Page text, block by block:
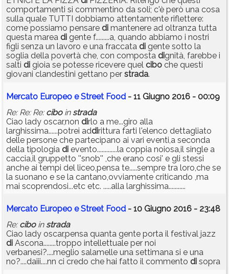
comportamenti si commentino da soli; c'è però una cosa
sulla quale TUTTI dobbiamo attentamente riflettere:
come possiamo pensare di mantenere ad oltranza tutta
questa marea di gente f.........a, quando abbiamo i nostri
figli senza un lavoro e una fraccata di gente sotto la
soglia della povertà che, con composta dignità, farebbe i
salti di gioia se potesse ricevere quel cibo che questi
giovani clandestini gettano per strada.
Mercato Europeo e Street Food - 11 Giugno 2016 - 00:09
Re: Re: Re: ciboin strada
Ciao lady oscar,non dirlo a me...giro alla
larghissima......potrei addirittura farti l'elenco dettagliato
delle persone che partecipano ai vari eventi,a seconda
della tipologia di evento.............la coppia noiosa,il single a
caccia,il gruppetto ''snob'' ,che erano cosi' e gli stessi
anche ai tempi del liceo,pensa te.....sempre tra loro,che se
la suonano e se la cantano,ovviamente criticando ,ma
mai scoprendosi...etc etc. .....alla larghissima...........
Mercato Europeo e Street Food - 10 Giugno 2016 - 23:48
Re: ciboin strada
Ciao lady oscar,pensa quanta gente porta il festival jazz
di Ascona........troppo intellettuale per noi
verbanesi?....meglio salamelle una settimana si e una
no?....daiii....nn ci credo che hai fatto il commento di sopra